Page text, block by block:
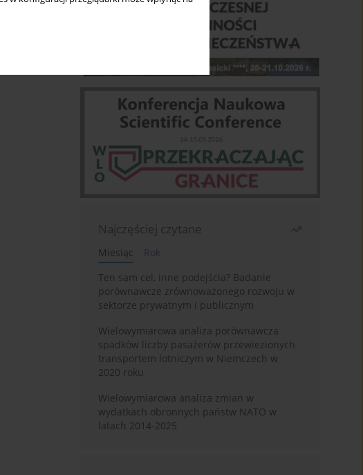
Najczęściej czytane
Miesiąc
Rok
Ten sam cel, inne podejścia? Badanie
porównawcze zrównoważonego rozwoju w
sektorze prywatnym i publicznym
Wielowymiarowa analiza porównawcza
spadków liczby pasażerów przewiezionych
transportem lotniczym w Niemczech w
2020 roku
Wielowymiarowa analiza zmian w
wydatkach obronnych państw NATO w
latach 2014-2025